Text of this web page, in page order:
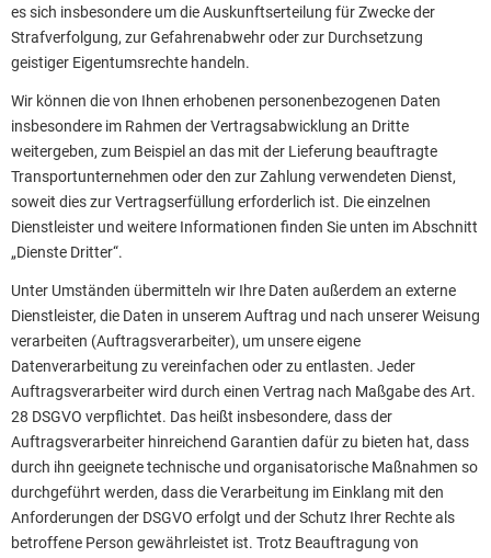
es sich insbesondere um die Auskunftserteilung für Zwecke der
Strafverfolgung, zur Gefahrenabwehr oder zur Durchsetzung
geistiger Eigentumsrechte handeln.
Wir können die von Ihnen erhobenen personenbezogenen Daten
insbesondere im Rahmen der Vertragsabwicklung an Dritte
weitergeben, zum Beispiel an das mit der Lieferung beauftragte
Transportunternehmen oder den zur Zahlung verwendeten Dienst,
soweit dies zur Vertragserfüllung erforderlich ist. Die einzelnen
Dienstleister und weitere Informationen finden Sie unten im Abschnitt
„Dienste Dritter“.
Unter Umständen übermitteln wir Ihre Daten außerdem an externe
Dienstleister, die Daten in unserem Auftrag und nach unserer Weisung
verarbeiten (Auftragsverarbeiter), um unsere eigene
Datenverarbeitung zu vereinfachen oder zu entlasten. Jeder
Auftragsverarbeiter wird durch einen Vertrag nach Maßgabe des Art.
28 DSGVO verpflichtet. Das heißt insbesondere, dass der
Auftragsverarbeiter hinreichend Garantien dafür zu bieten hat, dass
durch ihn geeignete technische und organisatorische Maßnahmen so
durchgeführt werden, dass die Verarbeitung im Einklang mit den
Anforderungen der DSGVO erfolgt und der Schutz Ihrer Rechte als
betroffene Person gewährleistet ist. Trotz Beauftragung von